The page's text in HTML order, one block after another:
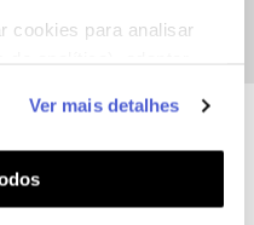
cookies para analisar
e
aos seus interesses
Pode gerir a
em "Configurar
Ver mais detalhes